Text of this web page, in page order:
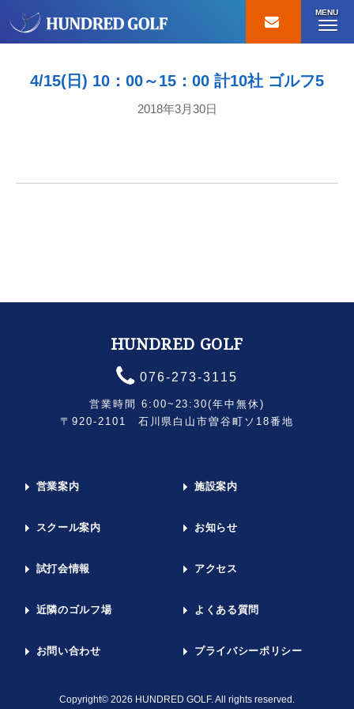
MENU
4/15(日) 10：00～15：00 計10社 ゴルフ5
2018年3月30日
HUNDRED GOLF
076-273-3115
営業時間 6:00~23:30(年中無休)
〒920-2101 石川県白山市曽谷町ソ18番地
営業案内 施設案内
スクール案内 お知らせ
試打会情報 アクセス
近隣のゴルフ場 よくある質問
お問い合わせ プライバシーポリシー
Copyright© 2026 HUNDRED GOLF. All rights reserved.